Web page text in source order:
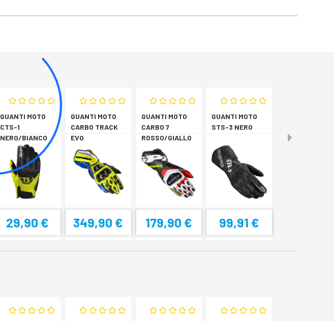
GUANTI MOTO
CTS-1
NERO/BIANCO
29,90 €
GUANTI MOTO
CARBO TRACK
EVO
BLU/GIALLO
349,90 €
GUANTI MOTO
CARBO 7
ROSSO/GIALLO
FLUORESCENTE
179,90 €
GUANTI MOTO
STS-3 NERO
99,91 €